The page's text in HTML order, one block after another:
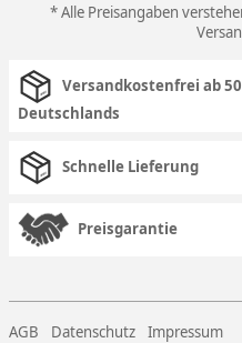
* Alle Preisangaben
Versandkostenfrei ab
Deutschlands
Schnelle Lieferung
Preisgarantie
AGB Datenschutz Impressum